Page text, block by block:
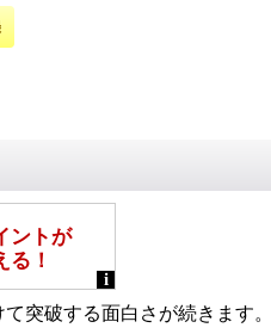
突破する面白さが続きます